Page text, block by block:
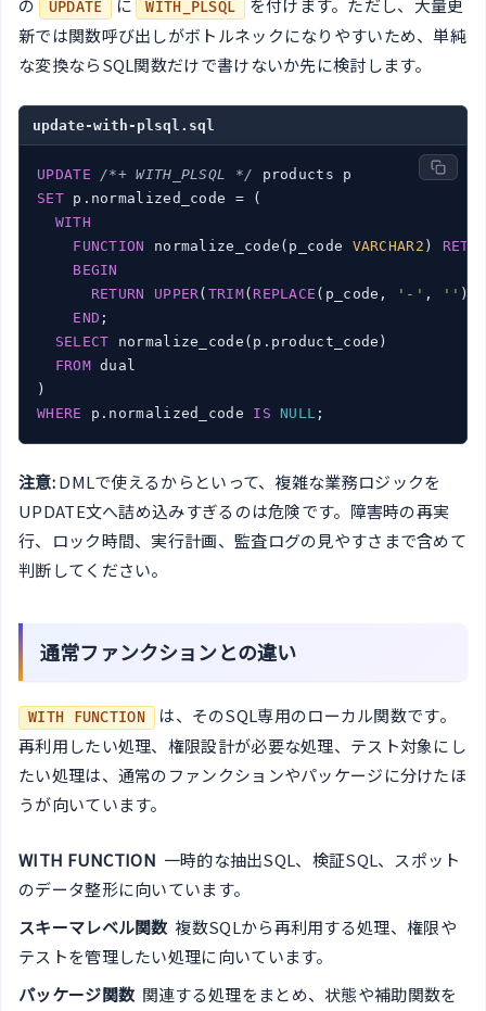
UPDATE WITH_PLSQL
新では関数呼び出しがボトルネックになりやすいため、単純
な変換ならSQL関数だけで書けないか先に検討します。
update-with-plsql.sql
UPDATE /*+ WITH_PLSQL */
SET p.normalized_code = (
WITH
FUNCTION
normalize_code(p_code VARCHAR2 )
BEGIN
RETURN
UPPER ( TRIM( REPLACE (p_code, '-' , ''
END ;
SELECT normalize_code(p.product_code)
FROM dual
WHERE p.normalized_code IS NULL ;
注意:DMLで使えるからといって、複雑な業務ロジックを
UPDATE文へ詰め込みすぎるのは危険です。障害時の再実
行、ロック時間、実行計画、監査ログの見やすさまで含めて
判断してください。
通常ファンクションとの違い
WITH FUNCTION は、そのSQL専用のローカル関数です。
再利用したい処理、権限設計が必要な処理、テスト対象にし
たい処理は、通常のファンクションやパッケージに分けたほ
うが向いています。
WITH FUNCTION 一時的な抽出SQL、検証SQL、スポット
のデータ整形に向いています。
スキーマレベル関数 複数SQLから再利用する処理、権限や
テストを管理したい処理に向いています。
パッケージ関数 関連する処理をまとめ、状態や補助関数を